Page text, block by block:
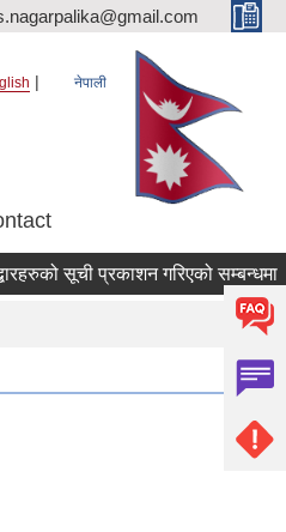
नेपाली
सूची प्रकाशन गरिएको सम्बन्धमा ।